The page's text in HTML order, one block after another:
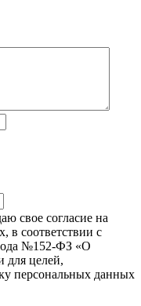
свое согласие на
в соответствии с
№152-ФЗ «О
для целей,
персональных данных